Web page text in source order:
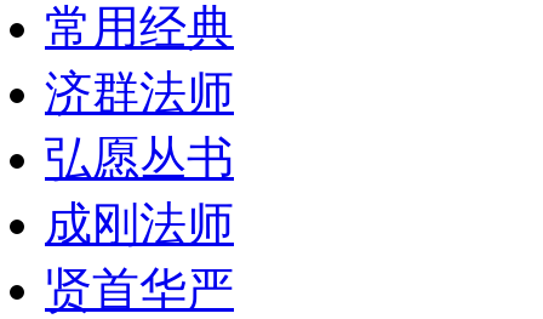
常用经典
济群法师
弘愿丛书
成刚法师
贤首华严